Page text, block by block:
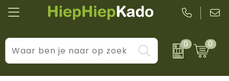
0 0
Kantoor & schrijfwaren
Levensstijl
BIC